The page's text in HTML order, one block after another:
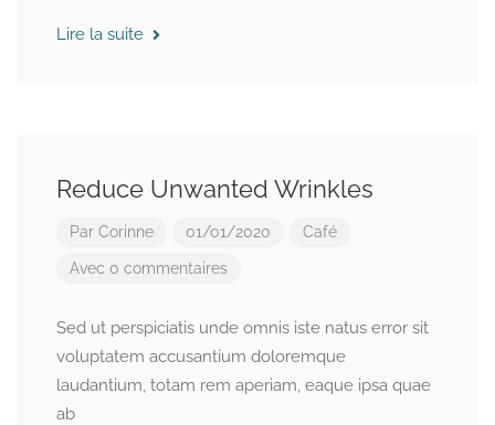
Lire la suite
Reduce Unwanted Wrinkles
Par Corinne 01/01/2020 Café
Avec 0 commentaires
Sed ut perspiciatis unde omnis iste natus error sit
voluptatem accusantium doloremque
laudantium, totam rem aperiam, eaque ipsa quae
ab